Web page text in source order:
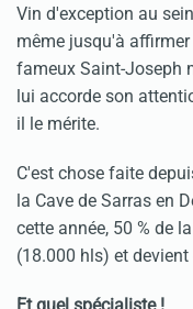
Vin d'exception au
même jusqu'à
fameux Saint-Joseph
lui accorde son
il le mérite.
C'est chose faite
la Cave de Sarras en
cette année, 50 % de
(18.000 hls) et